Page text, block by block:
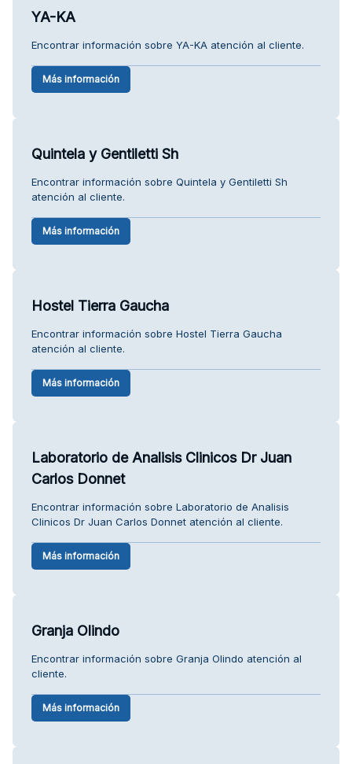
YA-KA
Encontrar información sobre YA-KA atención al cliente.
Más información
Quintela y Gentiletti Sh
Encontrar información sobre Quintela y Gentiletti Sh
atención al cliente.
Más información
Hostel Tierra Gaucha
Encontrar información sobre Hostel Tierra Gaucha
atención al cliente.
Más información
Laboratorio de Analisis Clinicos Dr Juan
Carlos Donnet
Encontrar información sobre Laboratorio de Analisis
Clinicos Dr Juan Carlos Donnet atención al cliente.
Más información
Granja Olindo
Encontrar información sobre Granja Olindo atención al
cliente.
Más información